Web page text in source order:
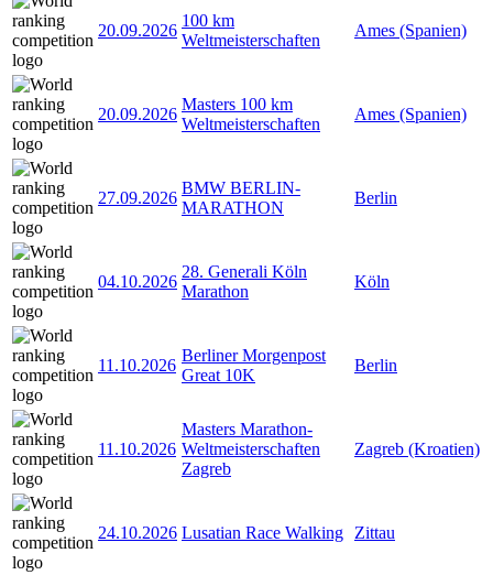
20.09.2026
100 km
Weltmeisterschaften
Ames (Spanien)
20.09.2026
Masters 100 km
Weltmeisterschaften
Ames (Spanien)
27.09.2026
BMW BERLIN-
MARATHON
Berlin
04.10.2026
28. Generali Köln
Marathon
Köln
11.10.2026
Berliner Morgenpost
Great 10K
Berlin
11.10.2026
Masters Marathon-
Weltmeisterschaften
Zagreb
Zagreb (Kroatien)
24.10.2026 Lusatian Race Walking Zittau